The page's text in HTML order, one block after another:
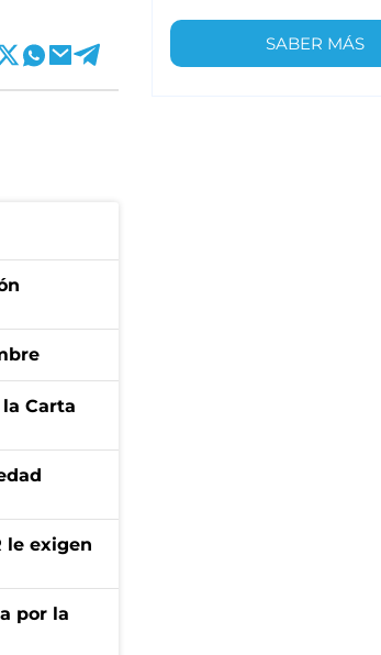
Carta
le exigen
por la
SABER MÁS